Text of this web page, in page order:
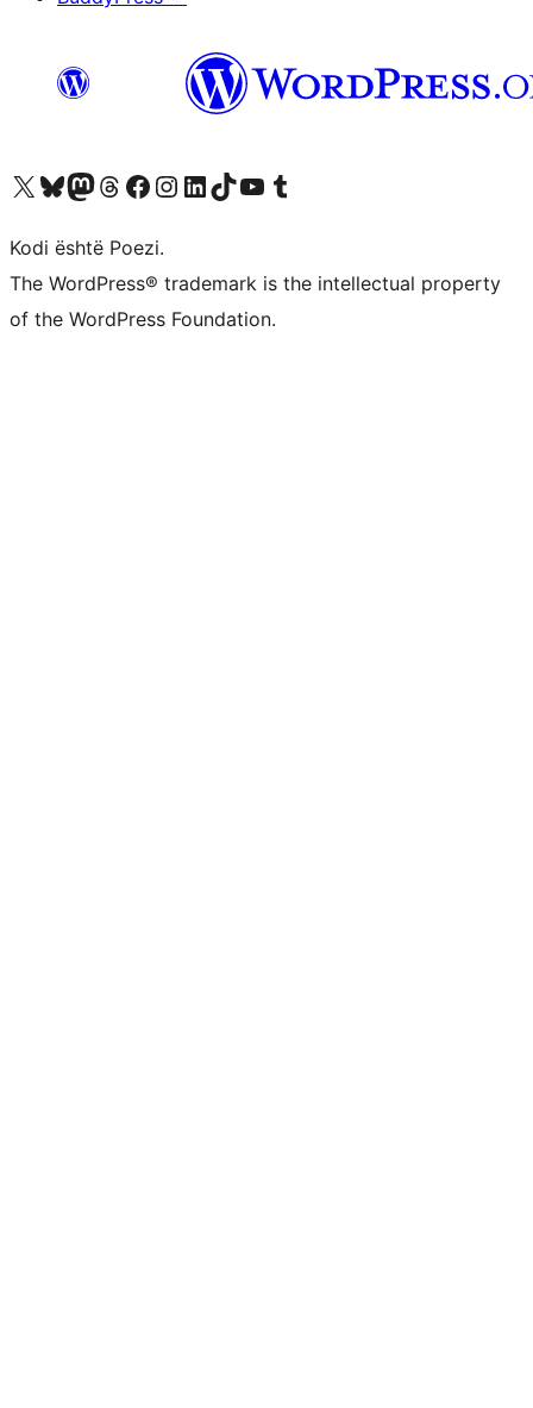
Vizitoni llogarinë tonë X (ish Twitter)
Vizitoni llogarinë tonë Bluesky
Vizitoni llogarinë tonë Mastodon
Vizitoni llogarinë tonë Threads
Vizitoni faqen tonë në Facebook
Vizitoni llogarinë tonë Instagram
Vizitoni llogarinë tonë LinkedIn
Vizitoni llogarinë tonë TikTok
Vizitoni kanalin tonë YouTube
Vizitoni llogarinë tonë Tumblr
Kodi është Poezi.
The WordPress® trademark is the intellectual property
of the WordPress Foundation.